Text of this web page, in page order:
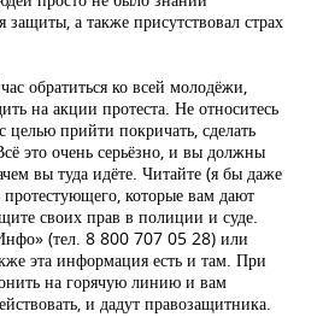
защиты, а также присутствовал страх
обратиться ко всей молодёжи,
на акции протеста. Не относитесь
целью прийти покричать, сделать
это очень серьёзно, и вы должны
вы туда идёте. Читайте (я бы даже
протестующего, которые вам дают
своих прав в полиции и суде.
(тел. 8 800 707 05 28) или
эта информация есть и там. При
на горячую линию и вам
и дадут правозащитника.